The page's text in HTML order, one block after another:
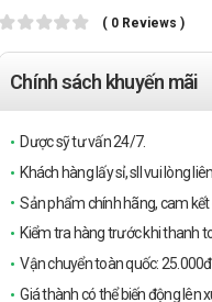
( 0 Reviews )
Chính sách khuyến mãi
Dược sỹ tư vấn 24/7.
Khách hàng lấy sỉ, sll vui lòng
Sản phẩm chính hãng, cam kết
Kiểm tra hàng trước khi thanh
Vận chuyển toàn quốc:
Giá thành có thể biến động lên